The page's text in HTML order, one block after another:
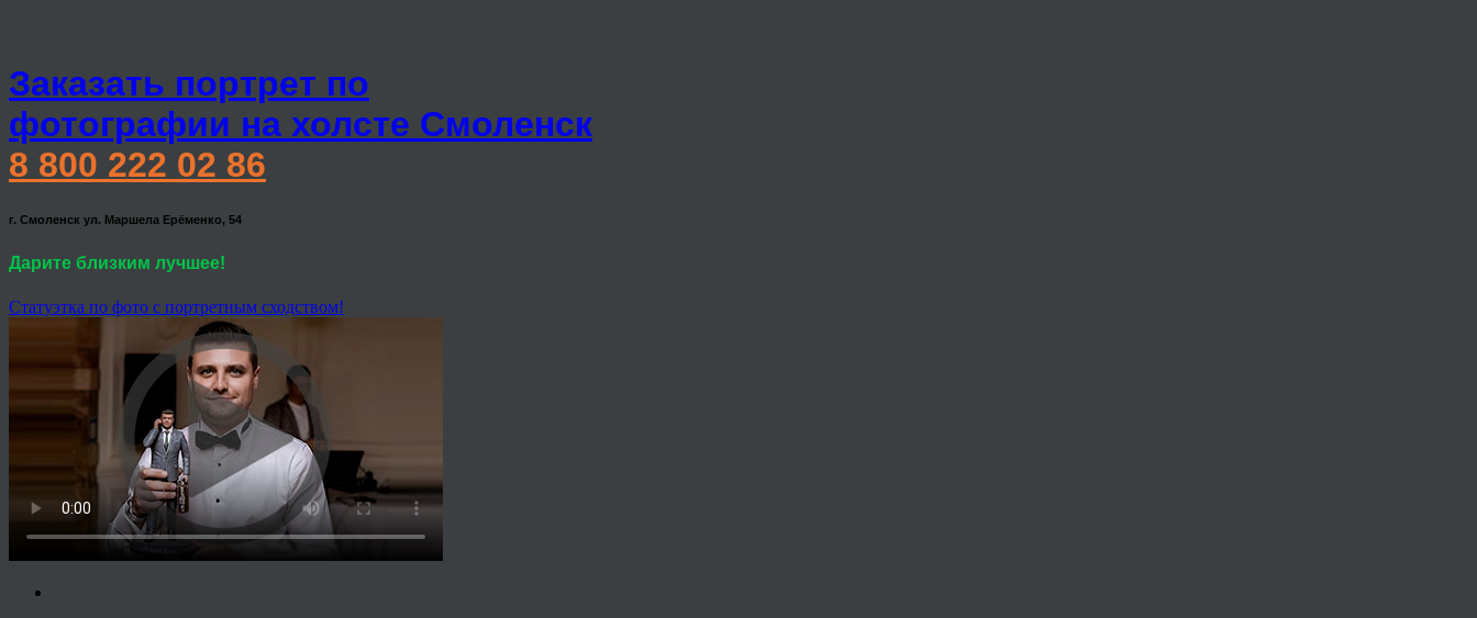
Заказать портрет по
фотографии на холсте Смоленск
8 800 222 02 86
г. Смоленск ул. Маршела Ерёменко, 54
Дарите близким лучшее!
Статуэтка по фото с портретным сходством!